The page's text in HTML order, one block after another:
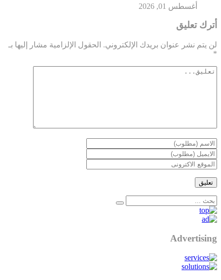
أغسطس 01, 2026
أترك تعليق
لن يتم نشر عنوان بريدك الإلكتروني. الحقول الإلزامية مشار إليها بـ
*
Advertising